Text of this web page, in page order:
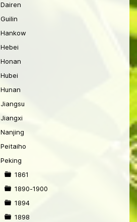
Dairen
Guilin
Hankow
Hebei
Honan
Hubei
Hunan
Jiangsu
Jiangxi
Nanjing
Peitaiho
Peking
1861
1890-1900
1894
1898